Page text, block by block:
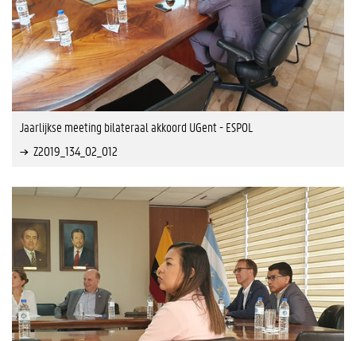
Jaarlijkse meeting bilateraal akkoord UGent - ESPOL
Z2019_134_02_012